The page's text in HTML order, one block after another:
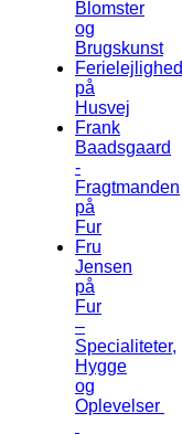
Blomster
og
Brugskunst
Ferielejlighed
på
Husvej
Frank
Baadsgaard
-
Fragtmanden
på
Fur
Fru
Jensen
på
Fur
–
Specialiteter,
Hygge
og
Oplevelser